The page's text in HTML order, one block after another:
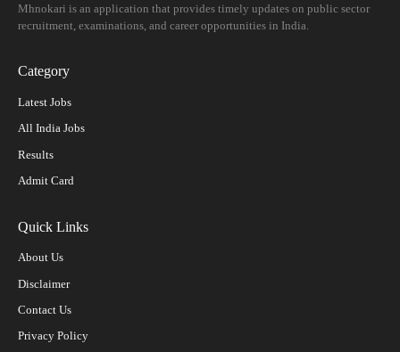
Mhnokari is an application that provides timely updates on public sector
recruitment, examinations, and career opportunities in India.
Category
Latest Jobs
All India Jobs
Results
Admit Card
Quick Links
About Us
Disclaimer
Contact Us
Privacy Policy